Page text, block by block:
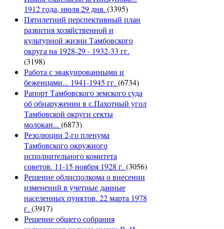
1912 года, июля 29 дня. (3395)
Пятилетний перспективный план
развития хозяйственной и
культурной жизни Тамбовского
округа на 1928-29 - 1932-33 гг.
(3198)
Работа с эвакуированными и
беженцами... 1941-1945 гг. (6734)
Рапорт Тамбовского земского суда
об обнаружении в с.Пахотный угол
Тамбовской округи секты
молокан... (6873)
Резолюции 2-го пленума
Тамбовского окружного
исполнительного комитета
советов. 11-15 ноября 1928 г. (3056)
Решение облисполкома о внесении
изменений в учетные данные
населенных пунктов. 22 марта 1978
г. (3917)
Решение общего собрания